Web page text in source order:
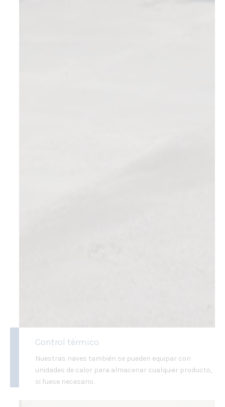
Control térmico
Nuestras naves también se pueden equipar con
unidades de calor para almacenar cualquier producto,
si fuese necesario.